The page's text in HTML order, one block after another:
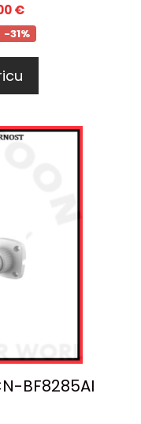
€
-31%
BF8285AI